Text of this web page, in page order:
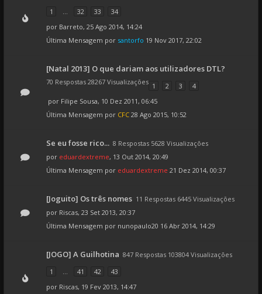
1
... 32 33
34
por Barreto, 25 Ago 2014, 14:24
Última Mensagem por santorfo 19 Nov 2017, 22:02
[Natal 2013] O que dariam aos utilizadores DTL?
70 Respostas 28267 Visualizações 1 2 3
4
por Filipe Sousa, 10 Dez 2011, 06:45
Última Mensagem por CFC 28 Ago 2015, 10:52
Se eu fosse rico... 8 Respostas 5628 Visualizações
por eduardextreme, 13 Out 2014, 20:49
Última Mensagem por eduardextreme 21 Dez 2014, 00:37
[Joguito] Os três nomes 11 Respostas 6445 Visualizações
por Riscas, 23 Set 2013, 20:37
Última Mensagem por nunopaulo20 16 Abr 2014, 14:29
[JOGO] A Guilhotina 847 Respostas 103804 Visualizações
1
... 41 42
43
por Riscas, 19 Fev 2013, 14:47